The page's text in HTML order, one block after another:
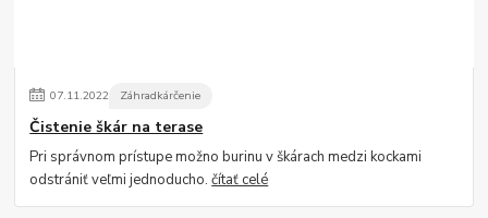
07.11.2022 Záhradkárčenie
Čistenie škár na terase
Pri správnom prístupe možno burinu v škárach medzi kockami
odstrániť veľmi jednoducho.čítať celé